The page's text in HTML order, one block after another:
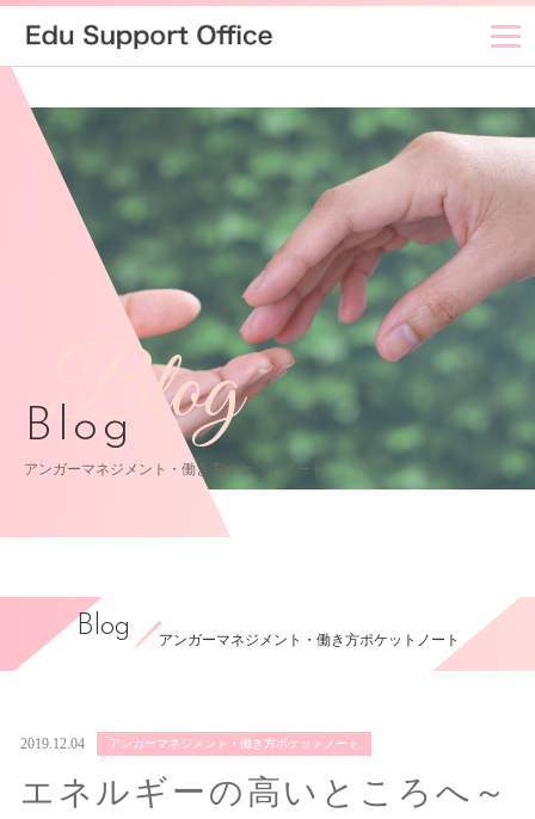
Blog
Blog
アンガーマネジメント・働き方ポケットノート
Blog
アンガーマネジメント・働き方ポケットノート
2019.12.04 アンガーマネジメント・働き方ポケットノート
エネルギーの高いところへ～